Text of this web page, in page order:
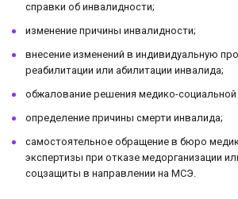
справки об инвалидности;
изменение причины инвалидности;
внесение изменений в индивидуальную
реабилитации или абилитации инвалида;
обжалование решения медико-социальной
определение причины смерти инвалида;
самостоятельное обращение в бюро
экспертизы при отказе медорганизации
соцзащиты в направлении на МСЭ.